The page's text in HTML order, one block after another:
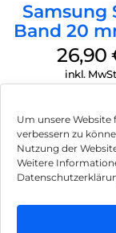
Um unsere
verbessern zu
Nutzung der
Weitere
Samsung
Band 20
Galaxy
Serie
26,90
inkl.
Impressum